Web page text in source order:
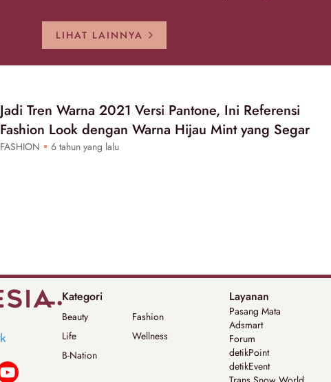
LIHAT LAINNYA
Jadi Tren Warna 2021 Versi Pantone, Ini Referensi
Fashion Look dengan Warna Hijau Mint yang Segar
FASHION 6 tahun yang lalu
Kategori
Beauty
Fashion
Life
Wellness
B-Nation
Layanan
Pasang Mata
Adsmart
Forum
detikPoint
detikEvent